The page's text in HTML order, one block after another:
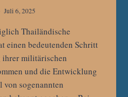
Juli 6, 2025
Thailändische
einen bedeutenden Schritt
militärischen
und die Entwicklung
von sogenannten